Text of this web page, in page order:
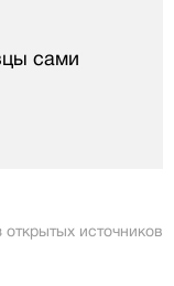
сами
источников